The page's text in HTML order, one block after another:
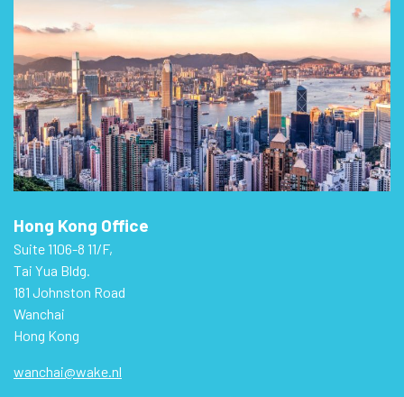
Hong Kong Office
Suite 1106-8 11/F,
Tai Yua Bldg.
181 Johnston Road
Wanchai
Hong Kong
wanchai@wake.nl